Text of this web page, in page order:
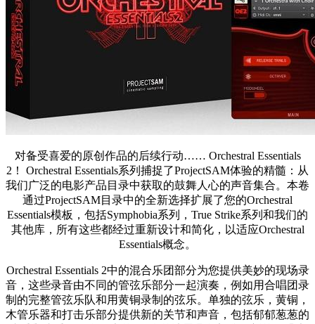
对备受喜爱的原创作品的后续行动…… Orchestral Essentials
2！ Orchestral Essentials系列捕捉了ProjectSAM体验的精髓：从
我们广泛的电影产品目录中获取的鼓舞人心的声音集合。本卷
通过ProjectSAM目录中的全新选择扩展了您的Orchestral
Essentials模板，包括Symphobia系列，True Strike系列和我们的
其他库，所有这些都经过重新设计和简化，以适应Orchestral
Essentials概念。
Orchestral Essentials 2中的混合乐团部分为您提供美妙的现场录
音，这些录音由不同的管弦乐部分一起演奏，例如用合唱团录
制的完整管弦乐队和用黄铜录制的弦乐。单独的弦乐，黄铜，
木管乐器和打击乐部分提供新的关节和声音，包括郁郁葱葱的